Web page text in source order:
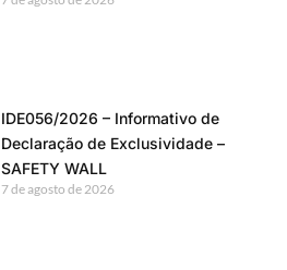
IDE056/2026 – Informativo de
Declaração de Exclusividade –
SAFETY WALL
7 de agosto de 2026